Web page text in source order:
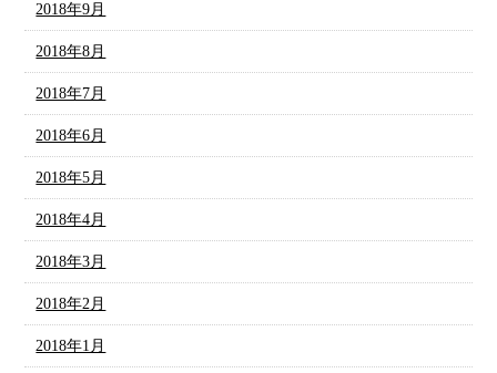
2018年9月
2018年8月
2018年7月
2018年6月
2018年5月
2018年4月
2018年3月
2018年2月
2018年1月